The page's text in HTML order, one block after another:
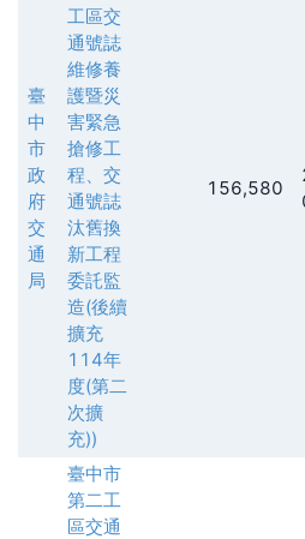
臺
中
市
政
府
交
通
局
工區交
通號誌
維修養
護暨災
害緊急
搶修工
程、交
通號誌
汰舊換
新工程
委託監
造(後續
擴充
114年
度(第二
次擴
充))
156,580
臺中市
第二工
區交通